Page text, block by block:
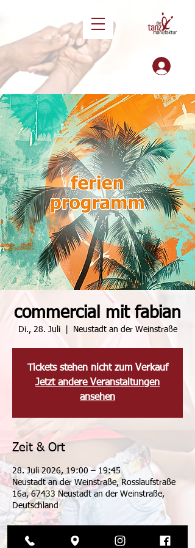
commercial mit fabian
Di., 28. Juli
  |
Neustadt an der Weinstraße
Tickets stehen nicht zum Verkauf
Jetzt andere Veranstaltungen
ansehen
Zeit & Ort
28. Juli 2026, 19:00 – 19:45
Neustadt an der Weinstraße, Rosslaufstraße
16a, 67433 Neustadt an der Weinstraße,
Deutschland